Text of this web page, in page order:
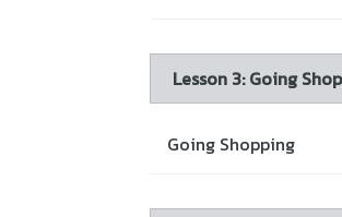
Lesson 3: Going
Going Shopping